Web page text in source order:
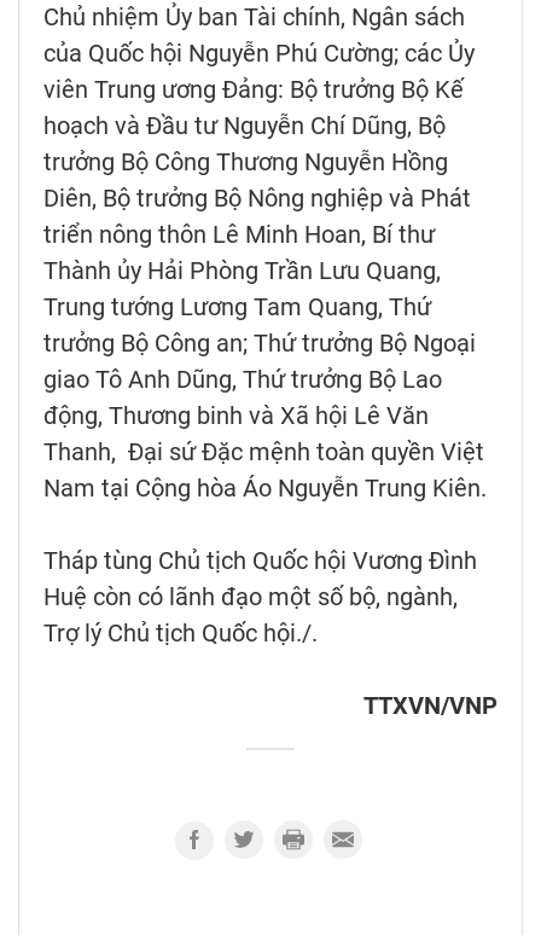
Chủ nhiệm Ủy ban Tài chính, Ngân sách
của Quốc hội Nguyễn Phú Cường; các Ủy
viên Trung ương Đảng: Bộ trưởng Bộ Kế
hoạch và Đầu tư Nguyễn Chí Dũng, Bộ
trưởng Bộ Công Thương Nguyễn Hồng
Diên, Bộ trưởng Bộ Nông nghiệp và Phát
triển nông thôn Lê Minh Hoan, Bí thư
Thành ủy Hải Phòng Trần Lưu Quang,
Trung tướng Lương Tam Quang, Thứ
trưởng Bộ Công an; Thứ trưởng Bộ Ngoại
giao Tô Anh Dũng, Thứ trưởng Bộ Lao
động, Thương binh và Xã hội Lê Văn
Thanh, Đại sứ Đặc mệnh toàn quyền Việt
Nam tại Cộng hòa Áo Nguyễn Trung Kiên.
Tháp tùng Chủ tịch Quốc hội Vương Đình
Huệ còn có lãnh đạo một số bộ, ngành,
Trợ lý Chủ tịch Quốc hội./.
TTXVN/VNP